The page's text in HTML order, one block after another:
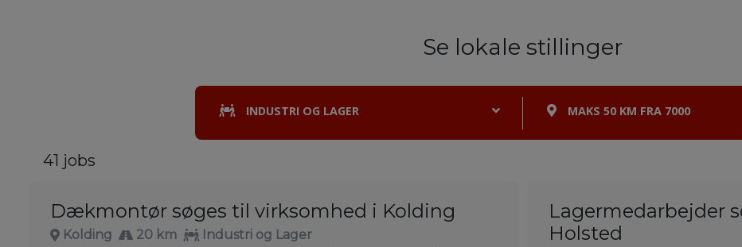
Se lokale stillinger
INDUSTRI OG LAGER MAKS 50 KM FRA 7000
41 jobs
Dækmontør søges til virksomhed i Kolding
Kolding 20 km
Industri og Lager
Lagermedarbejder
Holsted